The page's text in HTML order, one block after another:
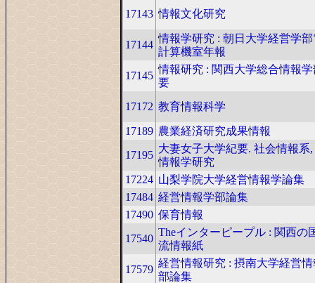
17143 情報文化研究
17144
情報学研究 : 朝日大学経営学
計算機室年報
17145
情報研究 : 関西大学総合情報
要
17172 教育情報科学
17189 農業経済研究成果情報
17195
大妻女子大学紀要. 社会情報系
情報学研究
17224 山梨学院大学経営情報学論集
17484 経営情報学部論集
17490 保育情報
17540
Theインターピープル : 関西の
流情報紙
17579
経営情報研究 : 摂南大学経営
部論集